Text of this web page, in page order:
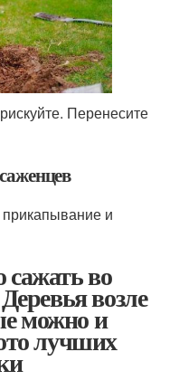
Перенесите
и
во
возле
можно и
лучших